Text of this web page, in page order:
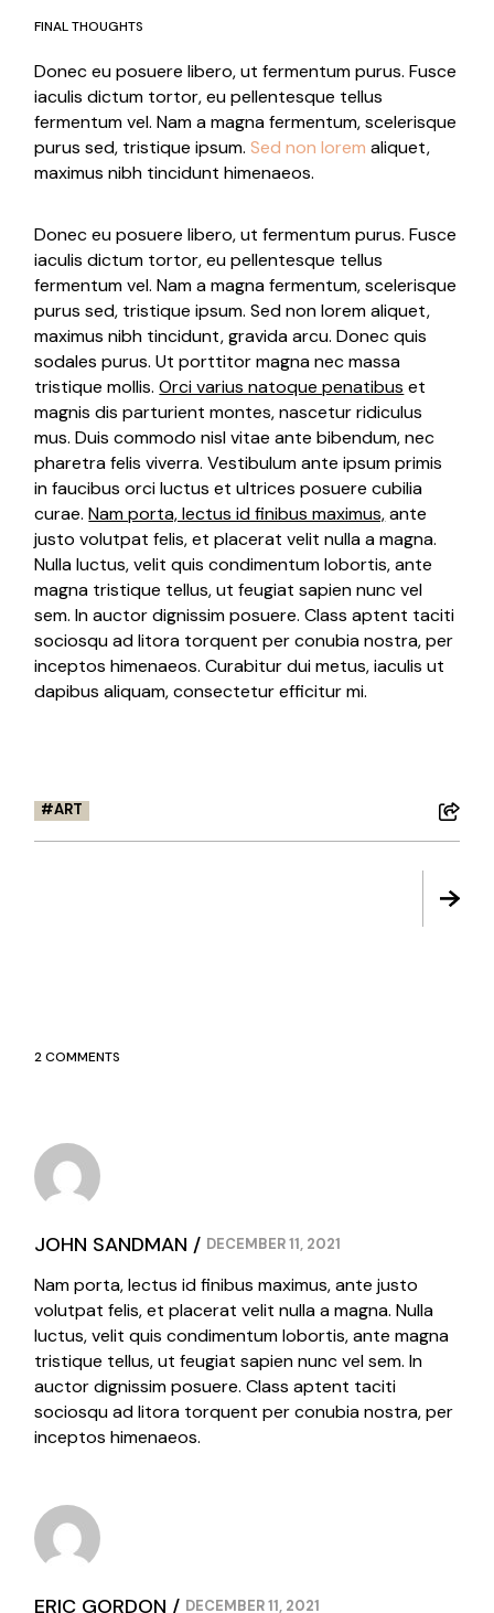
FINAL THOUGHTS
Donec eu posuere libero, ut fermentum purus. Fusce
iaculis dictum tortor, eu pellentesque tellus
fermentum vel. Nam a magna fermentum, scelerisque
purus sed, tristique ipsum.Sed non lorem aliquet,
maximus nibh tincidunt himenaeos.
Donec eu posuere libero, ut fermentum purus. Fusce
iaculis dictum tortor, eu pellentesque tellus
fermentum vel. Nam a magna fermentum, scelerisque
purus sed, tristique ipsum. Sed non lorem aliquet,
maximus nibh tincidunt, gravida arcu. Donec quis
sodales purus. Ut porttitor magna nec massa
tristique mollis.Orci varius natoque penatibus et
magnis dis parturient montes, nascetur ridiculus
mus. Duis commodo nisl vitae ante bibendum, nec
pharetra felis viverra. Vestibulum ante ipsum primis
in faucibus orci luctus et ultrices posuere cubilia
curae.Nam porta, lectus id finibus maximus,ante
justo volutpat felis, et placerat velit nulla a magna.
Nulla luctus, velit quis condimentum lobortis, ante
magna tristique tellus, ut feugiat sapien nunc vel
sem. In auctor dignissim posuere. Class aptent taciti
sociosqu ad litora torquent per conubia nostra, per
inceptos himenaeos. Curabitur dui metus, iaculis ut
dapibus aliquam, consectetur efficitur mi.
ART
2 COMMENTS
JOHN SANDMAN DECEMBER 11, 2021
Nam porta, lectus id finibus maximus, ante justo
volutpat felis, et placerat velit nulla a magna. Nulla
luctus, velit quis condimentum lobortis, ante magna
tristique tellus, ut feugiat sapien nunc vel sem. In
auctor dignissim posuere. Class aptent taciti
sociosqu ad litora torquent per conubia nostra, per
inceptos himenaeos.
ERIC GORDON DECEMBER 11, 2021